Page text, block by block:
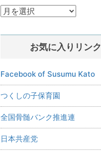
過
記
別)
お気に入りリンク
Facebook of Susumu Kato
つくしの子保育園
全国骨髄バンク推進連
日本共産党